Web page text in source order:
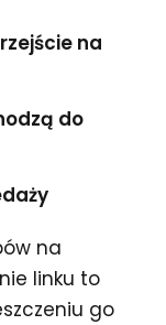
na
do
na
linku to
go